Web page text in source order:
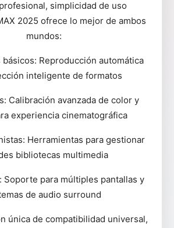
simplicidad de uso
2025 ofrece lo mejor de ambos
mundos:
básicos: Reproducción automática
inteligente de formatos
Calibración avanzada de color y
experiencia cinematográfica
Herramientas para gestionar
bibliotecas multimedia
Soporte para múltiples pantallas y
de audio surround
única de compatibilidad universal,